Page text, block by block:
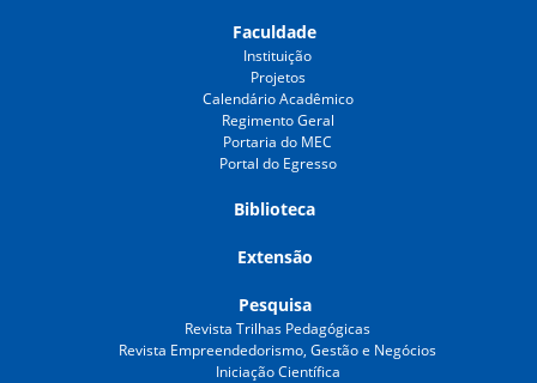
Faculdade
Instituição
Projetos
Calendário Acadêmico
Regimento Geral
Portaria do MEC
Portal do Egresso
Biblioteca
Extensão
Pesquisa
Revista Trilhas Pedagógicas
Revista Empreendedorismo, Gestão e Negócios
Iniciação Científica